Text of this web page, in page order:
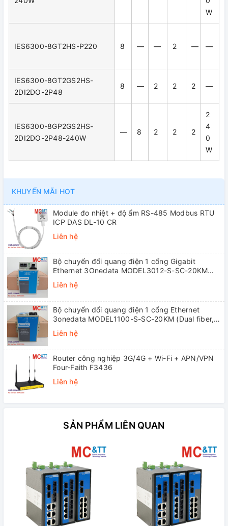
W
IES6300-8GT2HS-P220 8 — — 2 — —
IES6300-8GT2GS2HS-
2DI2DO-2P48
8 — 2 2 2 —
IES6300-8GP2GS2HS-
2DI2DO-2P48-240W
— 8 2 2 2
2
4
0
W
KHUYẾN MÃI HOT
Module đo nhiệt + độ ẩm RS-485 Modbus RTU
ICP DAS DL-10 CR
Liên hệ
Bộ chuyển đổi quang điện 1 cổng Gigabit
Ethernet 3Onedata MODEL3012-S-SC-20KM
Liên hệ
Bộ chuyển đổi quang điện 1 cổng Ethernet
3onedata MODEL1100-S-SC-20KM (Dual fiber,
Liên hệ
Router công nghiệp 3G/4G + Wi-Fi + APN/VPN
Four-Faith F3436
Liên hệ
SẢN PHẨM LIÊN QUAN